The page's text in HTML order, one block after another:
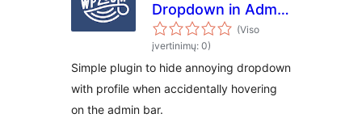
Dropdown in Admin
Bar
(Viso
įvertinimų: 0)
Simple plugin to hide annoying dropdown
with profile when accidentally hovering
on the admin bar.